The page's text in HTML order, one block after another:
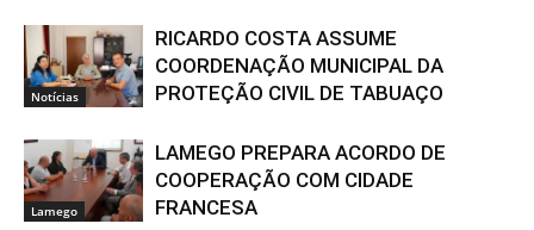
Notícias
RICARDO COSTA ASSUME
COORDENAÇÃO MUNICIPAL DA
PROTEÇÃO CIVIL DE TABUAÇO
Lamego
LAMEGO PREPARA ACORDO DE
COOPERAÇÃO COM CIDADE
FRANCESA